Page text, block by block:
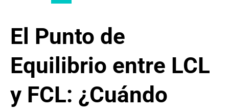
El Punto de
Equilibrio entre LCL
y FCL: ¿Cuándo